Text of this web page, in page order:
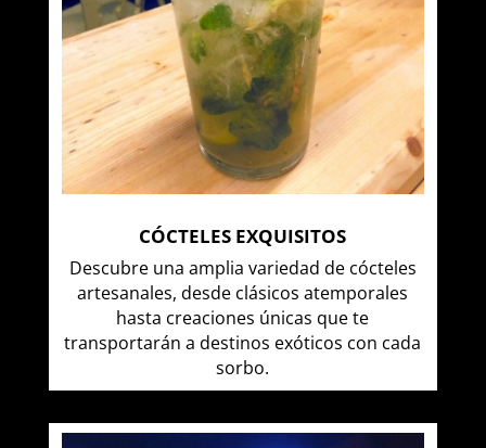
CÓCTELES EXQUISITOS
Descubre una amplia variedad de cócteles
artesanales, desde clásicos atemporales
hasta creaciones únicas que te
transportarán a destinos exóticos con cada
sorbo.